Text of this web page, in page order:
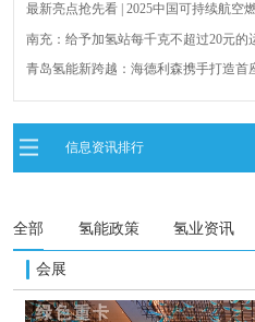
最新亮点抢先看 | 2025中国可持续航空
南充：给予加氢站每千克不超过20元的
青岛氢能新跨越：海德利森携手打造首
全球首台套！240吨氢能矿用刚性自卸
荷兰氢能产业联盟到访天德工业装备，
信息资讯排行
全部 氢能政策 氢业资讯
会展